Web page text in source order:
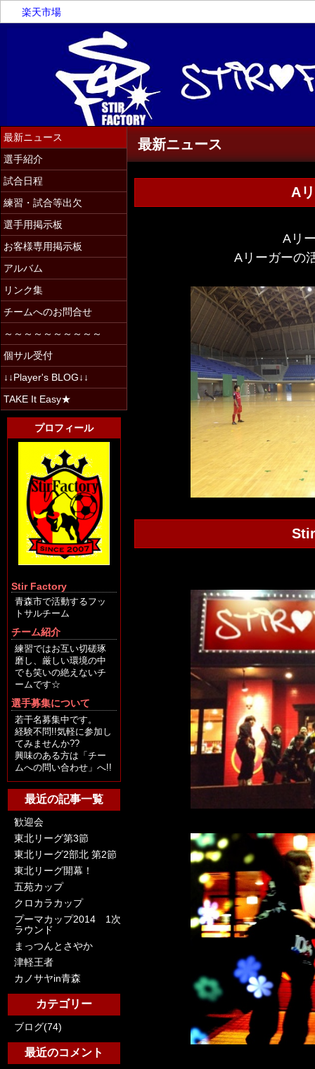
楽天市場
最新ニュース
A
Aリ
Aリーガーの
最新ニュース
選手紹介
試合日程
練習・試合等出欠
選手用掲示板
お客様専用掲示板
アルバム
リンク集
チームへのお問合せ
～～～～～～～～～～
個サル受付
↓↓Player's BLOG↓↓
TAKE It Easy★
プロフィール
Stir Factory
青森市で活動するフッ
トサルチーム
チーム紹介
練習ではお互い切磋琢
磨し、厳しい環境の中
でも笑いの絶えないチ
ームです☆
選手募集について
若干名募集中です。
経験不問!!気軽に参加し
てみませんか??
興味のある方は「チー
ムへの問い合わせ」へ!!
最近の記事一覧
歓迎会
東北リーグ第3節
東北リーグ2部北 第2節
東北リーグ開幕！
五苑カップ
クロカラカップ
プーマカップ2014 1次
ラウンド
まっつんとさやか
津軽王者
カノサヤin青森
カテゴリー
ブログ(74)
最近のコメント